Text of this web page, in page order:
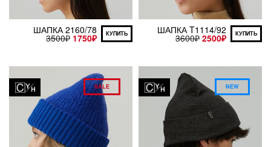
ШАПКА 2160/78
3500₽ 1750₽ КУПИТЬ ШАПКА T1114/92
3600₽ 2500₽ КУПИТЬ
SALE NEW